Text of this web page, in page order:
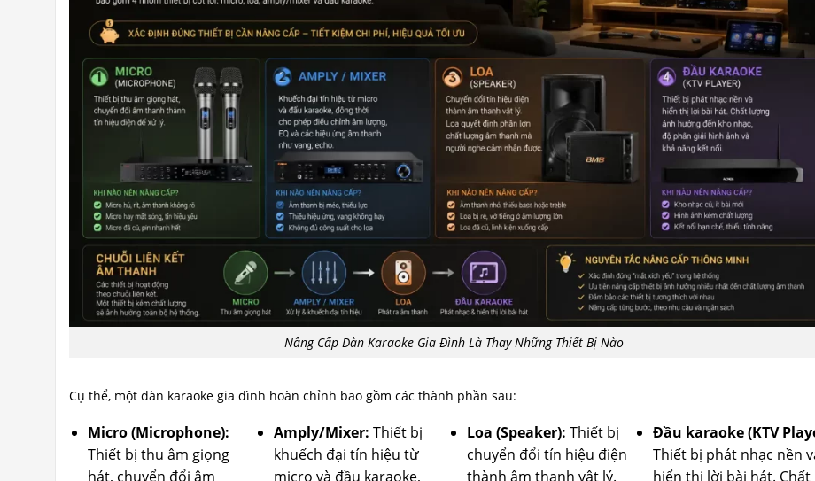
Nâng Cấp Dàn Karaoke Gia Đình Là Thay Những Thiết Bị Nào
Cụ thể, một dàn karaoke gia đình hoàn chỉnh bao gồm các thành phần sau:
Micro (Microphone):
Thiết bị thu âm giọng
hát, chuyển đổi âm
Amply/Mixer: Thiết bị
khuếch đại tín hiệu từ
micro và đầu karaoke,
Loa (Speaker): Thiết bị
chuyển đổi tín hiệu điện
thành âm thanh vật lý.
Đầu karaoke (KTV
Thiết bị phát nhạc nền
hiển thị lời bài hát. Chất